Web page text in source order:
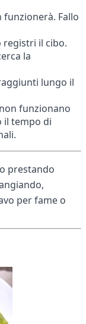
Fallo
registri il cibo.
la
lungo il
funzionano
il tempo di
prestando
per fame o